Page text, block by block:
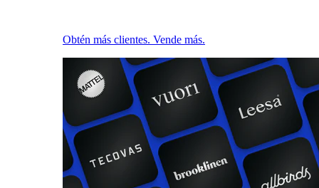
Obtén más clientes. Vende más.